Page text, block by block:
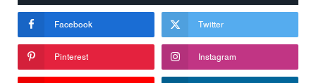
Facebook Twitter
Pinterest Instagram